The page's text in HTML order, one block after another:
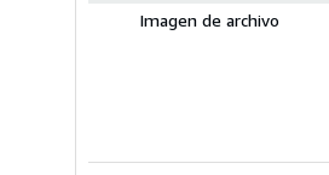
Imagen de archivo